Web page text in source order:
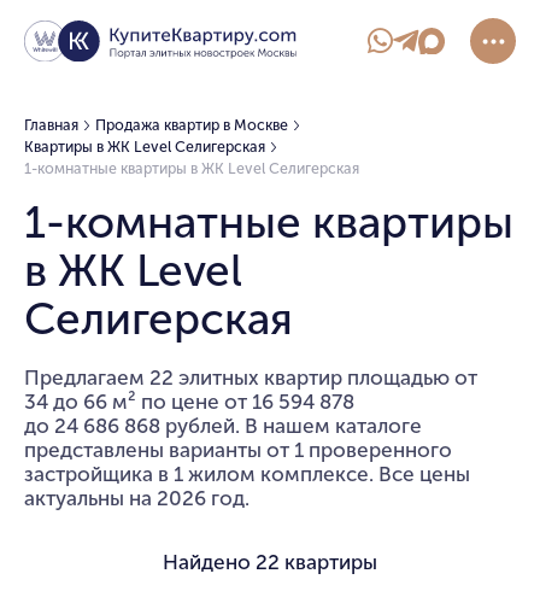
Главная
Продажа квартир в Москве
Квартиры в ЖК Level Селигерская
1-комнатные квартиры в ЖК Level Селигерская
1-комнатные квартиры
в ЖК Level
Селигерская
Предлагаем 22 элитных квартир площадью от
34 до 66 м² по цене от 16 594 878
до 24 686 868 рублей. В нашем каталоге
представлены варианты от 1 проверенного
застройщика в 1 жилом комплексе. Все цены
актуальны на 2026 год.
Найдено 22 квартиры